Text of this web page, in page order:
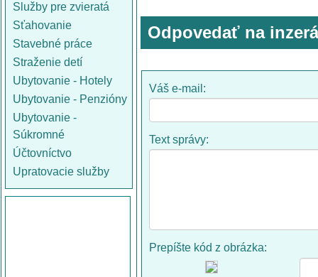
Služby pre zvieratá
Sťahovanie
Stavebné práce
Straženie detí
Ubytovanie - Hotely
Ubytovanie - Penzióny
Ubytovanie -
Súkromné
Účtovníctvo
Upratovacie služby
Odpovedať na
Váš e-mail:
Text správy:
Prepíšte kód z obrázka: